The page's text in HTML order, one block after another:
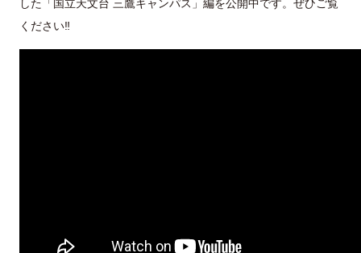
した「国立天文台 三鷹キャンパス」編を公開中です。ぜひご覧
ください‼